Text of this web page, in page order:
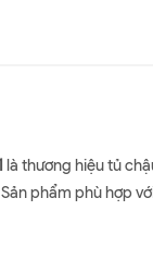
là thương hiệu tủ
phẩm phù hợp